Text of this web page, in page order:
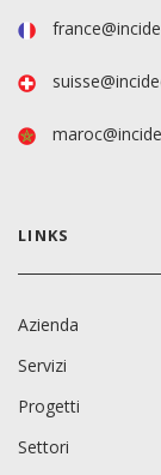
LINKS
Azienda
Servizi
Progetti
Settori